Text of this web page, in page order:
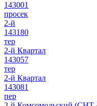
143001
просек
2-й
143180
тер
2-й Квартал
143057
тер
2-й Квартал
143081
пер